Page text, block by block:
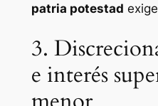
patria potestad
3.
e interés